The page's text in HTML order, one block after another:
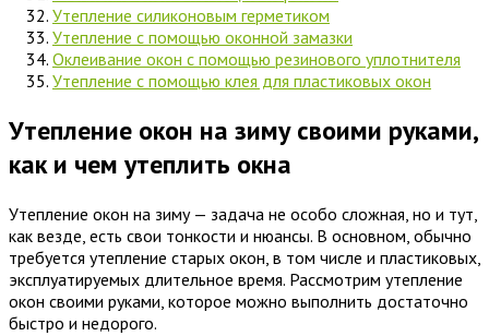
Утепление силиконовым герметиком
Утепление с помощью оконной замазки
Оклеивание окон с помощью резинового уплотнителя
Утепление с помощью клея для пластиковых окон
Утепление окон на зиму своими руками,
как и чем утеплить окна
Утепление окон на зиму — задача не особо сложная, но и тут,
как везде, есть свои тонкости и нюансы. В основном, обычно
требуется утепление старых окон, в том числе и пластиковых,
эксплуатируемых длительное время. Рассмотрим утепление
окон своими руками, которое можно выполнить достаточно
быстро и недорого.